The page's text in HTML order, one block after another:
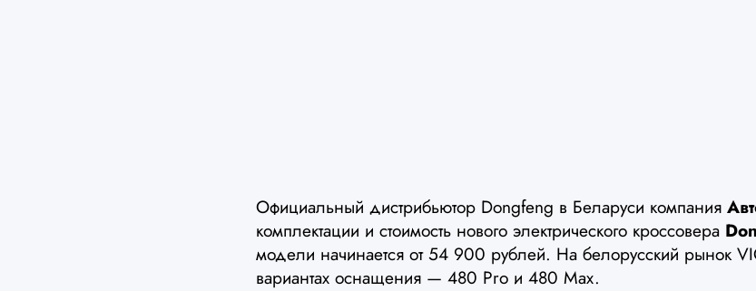
Официальный дистрибьютор Dongfeng в Беларуси компания
комплектации и стоимость нового электрического кроссовера
модели начинается от 54 900 рублей. На белорусский рынок
вариантах оснащения — 480 Pro и 480 Max.